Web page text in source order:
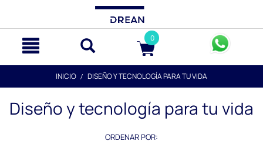
0
INICIO DISEÑO Y TECNOLOGÍA PARA TU VIDA
Diseño y tecnología para tu vida
ORDENAR POR: